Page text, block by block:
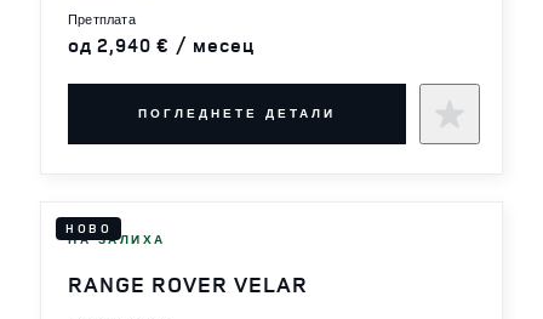
претплата
од 2,940 € / месец
ПОГЛЕДНЕТЕ ДЕТАЛИ
НОВО
НА ЗАЛИХА
RANGE ROVER VELAR